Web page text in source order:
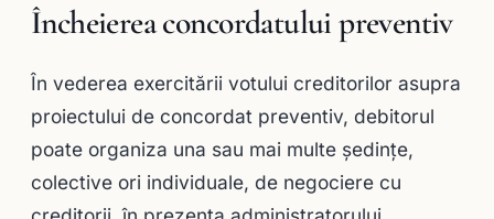
Încheierea concordatului preventiv
În vederea exercitării votului creditorilor asupra
proiectului de concordat preventiv, debitorul
poate organiza una sau mai multe şedinţe,
colective ori individuale, de negociere cu